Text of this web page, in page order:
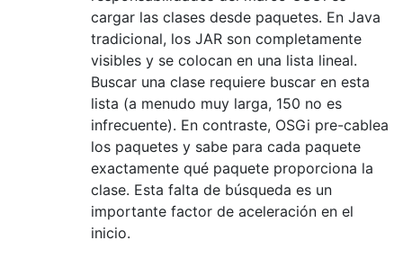
cargar las clases desde paquetes. En Java
tradicional, los JAR son completamente
visibles y se colocan en una lista lineal.
Buscar una clase requiere buscar en esta
lista (a menudo muy larga, 150 no es
infrecuente). En contraste, OSGi pre-cablea
los paquetes y sabe para cada paquete
exactamente qué paquete proporciona la
clase. Esta falta de búsqueda es un
importante factor de aceleración en el
inicio.